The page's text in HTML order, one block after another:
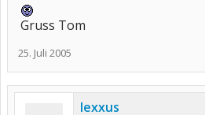
Gruss Tom
25. Juli 2005
lexxus